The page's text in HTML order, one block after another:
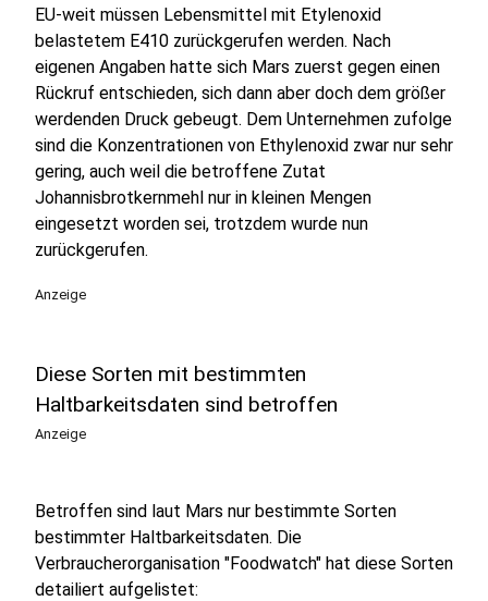
EU-weit müssen Lebensmittel mit Etylenoxid
belastetem E410 zurückgerufen werden. Nach
eigenen Angaben hatte sich Mars zuerst gegen einen
Rückruf entschieden, sich dann aber doch dem größer
werdenden Druck gebeugt. Dem Unternehmen zufolge
sind die Konzentrationen von Ethylenoxid zwar nur sehr
gering, auch weil die betroffene Zutat
Johannisbrotkernmehl nur in kleinen Mengen
eingesetzt worden sei, trotzdem wurde nun
zurückgerufen.
Anzeige
Diese Sorten mit bestimmten
Haltbarkeitsdaten sind betroffen
Anzeige
Betroffen sind laut Mars nur bestimmte Sorten
bestimmter Haltbarkeitsdaten. Die
Verbraucherorganisation "Foodwatch" hat diese Sorten
detailiert aufgelistet: